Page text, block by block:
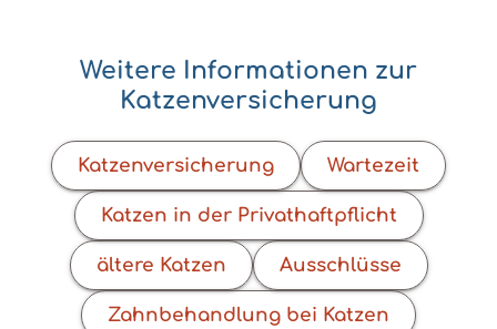
Weitere Informationen zur
Katzenversicherung
Katzenversicherung Wartezeit
Katzen in der Privathaftpflicht
ältere Katzen Ausschlüsse
Zahnbehandlung bei Katzen